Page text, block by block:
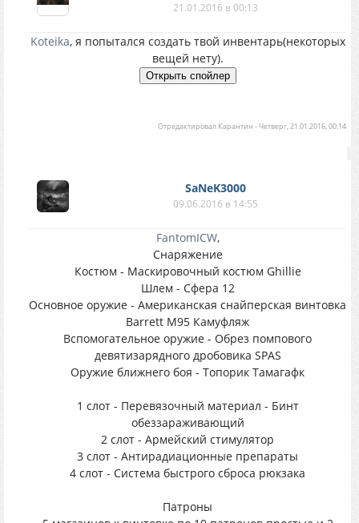
21.01.2016 в 00:13
Koteika, я попытался создать твой инвентарь(некоторых
вещей нету).
Отредактировал Карантин -Четверг, 21.01.2016, 00:14
SaNeK3000
09.06.2016 в 14:55
FantomICW,
Снаряжение
Костюм - Маскировочный костюм Ghillie
Шлем - Сфера 12
Основное оружие - Американская снайперская винтовка
Barrett M95 Камуфляж
Вспомогательное оружие - Обрез помпового
девятизарядного дробовика SPAS
Оружие ближнего боя - Топорик Тамагафк
1 слот - Перевязочный материал - Бинт
обеззараживающий
2 слот - Армейский стимулятор
3 слот - Антирадиационные препараты
4 слот - Система быстрого сброса рюкзака
Патроны